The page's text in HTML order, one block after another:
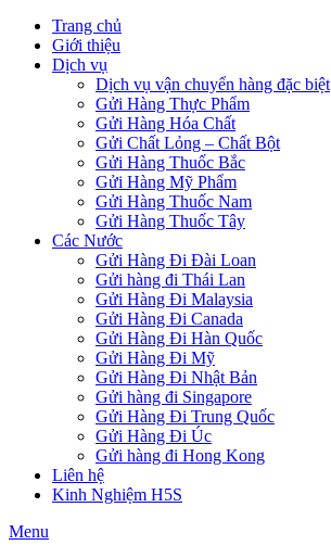
Trang chủ
Giới thiệu
Dịch vụ
Dịch vụ vận chuyển hàng đặc biệt
Gửi Hàng Thực Phẩm
Gửi Hàng Hóa Chất
Gửi Chất Lỏng – Chất Bột
Gửi Hàng Thuốc Bắc
Gửi Hàng Mỹ Phẩm
Gửi Hàng Thuốc Nam
Gửi Hàng Thuốc Tây
Các Nước
Gửi Hàng Đi Đài Loan
Gửi hàng đi Thái Lan
Gửi Hàng Đi Malaysia
Gửi Hàng Đi Canada
Gửi Hàng Đi Hàn Quốc
Gửi Hàng Đi Mỹ
Gửi Hàng Đi Nhật Bản
Gửi hàng đi Singapore
Gửi Hàng Đi Trung Quốc
Gửi Hàng Đi Úc
Gửi hàng đi Hong Kong
Liên hệ
Kinh Nghiệm H5S
Menu